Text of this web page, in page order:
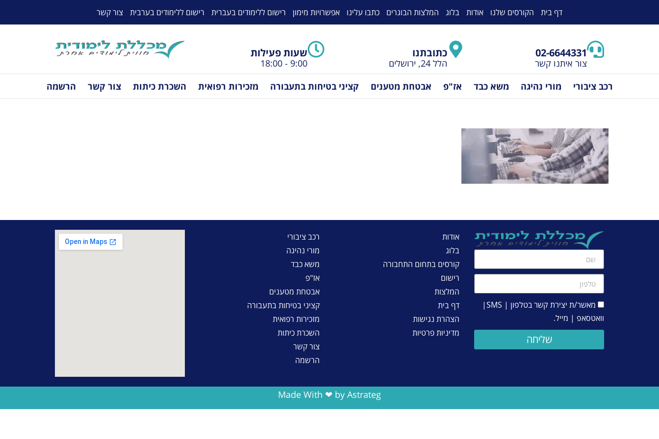
דף בית הקורסים שלנו אודות בלוג המלצות הבוגרים כתבו עלינו אפשרויות מימון רישום ללימודים בעברית רישום ללימודים בערבית צור קשר
02-6644331
צור איתנו קשר
כתובתנו
הלל 24, ירושלים
שעות פעילות
9:00 - 18:00
רכב ציבורי
מורי נהיגה משא כבד אז"פ אבטחת מטענים קציני בטיחות בתעבורה מזכירות רפואית השכרת כיתות צור קשר הרשמה
רכב ציבורי
מורי נהיגה
משא כבד
אז"פ
אבטחת מטענים
קציני בטיחות בתעבורה
מזכירות רפואית
השכרת כיתות
צור קשר
הרשמה
אודות
בלוג
קורסים בתחום התחבורה
רישום
המלצות
דף בית
הצהרת נגישות
מדיניות פרטיות
מאשר/ת יצירת קשר בטלפון | SMS|
וואטסאפ | מייל.
שליחה
Made With ❤ by Astrateg